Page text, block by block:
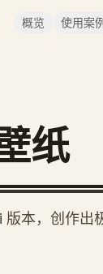
概览 使用案
纸
本，创作出